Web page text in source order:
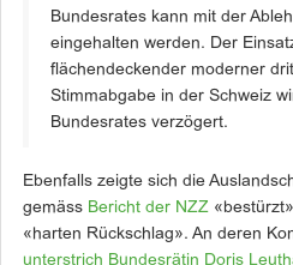
Bundesrates kann mit der
eingehalten werden. Der
flächendeckender moderner
Stimmabgabe in der Schweiz
Bundesrates verzögert.
Ebenfalls zeigte sich die
gemäss Bericht der NZZ
«harten Rückschlag». An deren
unterstrich Bundesrätin Doris